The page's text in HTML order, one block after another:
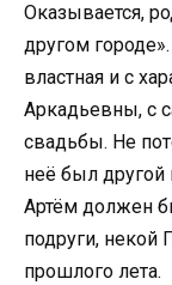
Оказывается,
другом
властная и с
Аркадьевны, с
свадьбы. Не
неё был другой
Артём должен
подруги, некой
прошлого лета.